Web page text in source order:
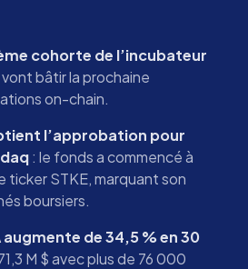
cohorte de l’incubateur
bâtir la prochaine
on-chain.
l’approbation pour
: le fonds a commencé à
ticker STKE, marquant son
boursiers.
augmente de 34,5 % en 30
M $ avec plus de 76 000